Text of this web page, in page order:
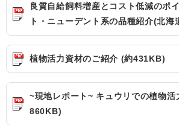
良質自給飼料増産とコスト低減のポ
ト・ニューデント系の品種紹介(北
植物活力資材のご紹介 (約431KB)
~現地レポート~ キュウリでの植物
860KB)